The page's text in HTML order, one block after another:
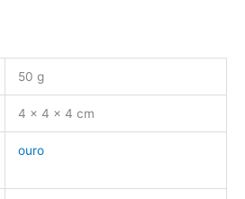
50 g
4 × 4 × 4 cm
ouro